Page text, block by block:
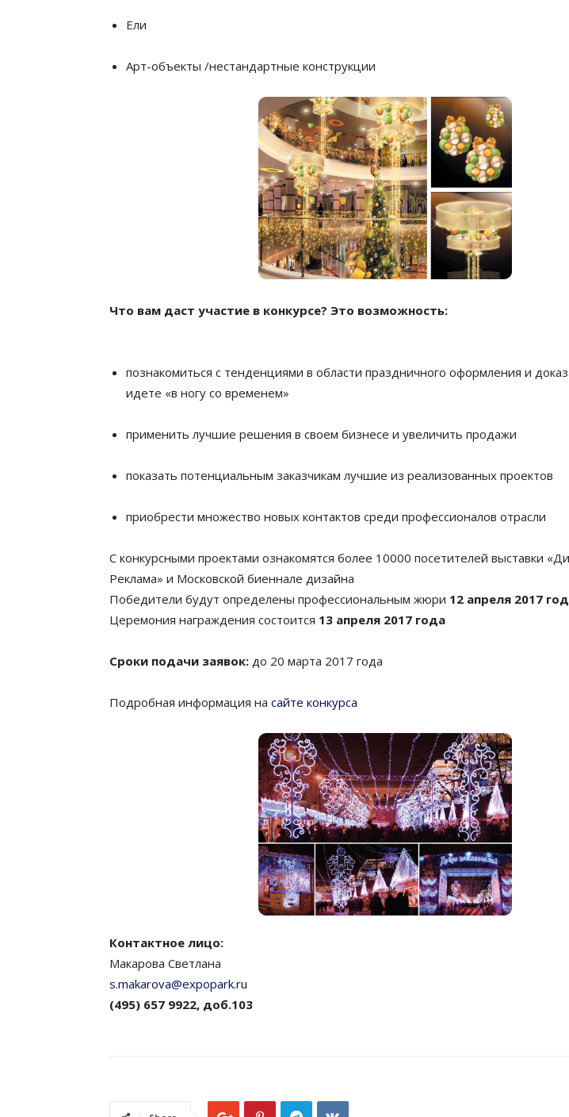
Ели
Арт-объекты /нестандартные конструкции
Что вам даст участие в конкурсе? Это возможность:
познакомиться с тенденциями в области праздничного оформления и
идете «в ногу со временем»
применить лучшие решения в своем бизнесе и увеличить продажи
показать потенциальным заказчикам лучшие из реализованных проектов
приобрести множество новых контактов среди профессионалов отрасли
С конкурсными проектами ознакомятся более 10000 посетителей выставки
Реклама» и Московской биеннале дизайна
Победители будут определены профессиональным жюри 12 апреля 2017
Церемония награждения состоится 13 апреля 2017 года
Сроки подачи заявок: до 20 марта 2017 года
Подробная информация на сайте конкурса
Контактное лицо:
Макарова Светлана
s.makarova@expopark.ru
(495) 657 9922, доб.103